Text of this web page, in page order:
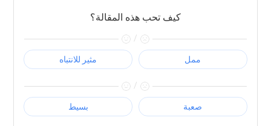
كيف تحب هذه المقالة؟
/
مثير للانتباه ممل
/
بسيط صعبة